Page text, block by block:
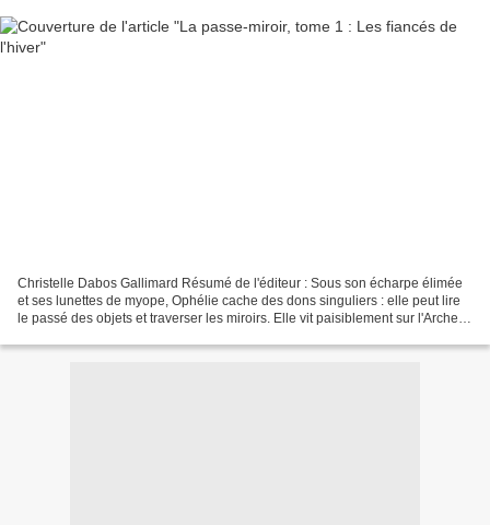
Christelle Dabos Gallimard Résumé de l'éditeur : Sous son écharpe élimée
et ses lunettes de myope, Ophélie cache des dons singuliers : elle peut lire
le passé des objets et traverser les miroirs. Elle vit paisiblement sur l'Arche